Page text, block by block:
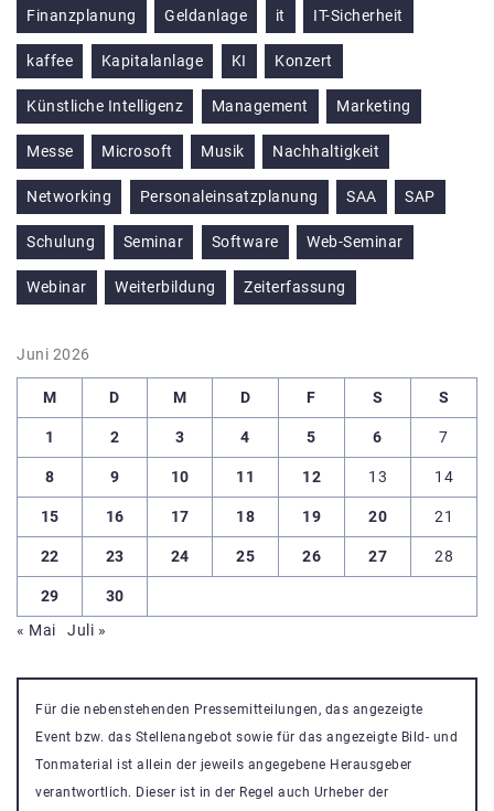
Finanzplanung Geldanlage it IT-Sicherheit
kaffee Kapitalanlage KI Konzert
Künstliche Intelligenz Management Marketing
Messe Microsoft Musik Nachhaltigkeit
Networking Personaleinsatzplanung SAA SAP
Schulung Seminar Software Web-Seminar
Webinar Weiterbildung Zeiterfassung
Juni 2026
M D M D F S S
1 2 3 4 5 6 7
8 9 10 11 12 13 14
15 16 17 18 19 20 21
22 23 24 25 26 27 28
29
30
« Mai
Juli »
Für die nebenstehenden Pressemitteilungen, das angezeigte
Event bzw. das Stellenangebot sowie für das angezeigte Bild- und
Tonmaterial ist allein der jeweils angegebene Herausgeber
verantwortlich. Dieser ist in der Regel auch Urheber der